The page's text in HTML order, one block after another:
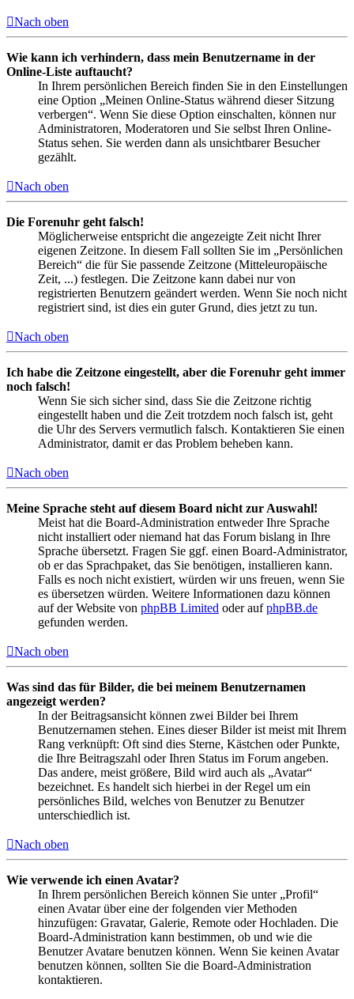
Nach oben
Wie kann ich verhindern, dass mein Benutzername in der
Online-Liste auftaucht?
In Ihrem persönlichen Bereich finden Sie in den Einstellungen
eine Option „Meinen Online-Status während dieser Sitzung
verbergen“. Wenn Sie diese Option einschalten, können nur
Administratoren, Moderatoren und Sie selbst Ihren Online-
Status sehen. Sie werden dann als unsichtbarer Besucher
gezählt.
Nach oben
Die Forenuhr geht falsch!
Möglicherweise entspricht die angezeigte Zeit nicht Ihrer
eigenen Zeitzone. In diesem Fall sollten Sie im „Persönlichen
Bereich“ die für Sie passende Zeitzone (Mitteleuropäische
Zeit, ...) festlegen. Die Zeitzone kann dabei nur von
registrierten Benutzern geändert werden. Wenn Sie noch nicht
registriert sind, ist dies ein guter Grund, dies jetzt zu tun.
Nach oben
Ich habe die Zeitzone eingestellt, aber die Forenuhr geht immer
noch falsch!
Wenn Sie sich sicher sind, dass Sie die Zeitzone richtig
eingestellt haben und die Zeit trotzdem noch falsch ist, geht
die Uhr des Servers vermutlich falsch. Kontaktieren Sie einen
Administrator, damit er das Problem beheben kann.
Nach oben
Meine Sprache steht auf diesem Board nicht zur Auswahl!
Meist hat die Board-Administration entweder Ihre Sprache
nicht installiert oder niemand hat das Forum bislang in Ihre
Sprache übersetzt. Fragen Sie ggf. einen Board-Administrator,
ob er das Sprachpaket, das Sie benötigen, installieren kann.
Falls es noch nicht existiert, würden wir uns freuen, wenn Sie
es übersetzen würden. Weitere Informationen dazu können
auf der Website von phpBB Limited oder aufphpBB.de
gefunden werden.
Nach oben
Was sind das für Bilder, die bei meinem Benutzernamen
angezeigt werden?
In der Beitragsansicht können zwei Bilder bei Ihrem
Benutzernamen stehen. Eines dieser Bilder ist meist mit Ihrem
Rang verknüpft: Oft sind dies Sterne, Kästchen oder Punkte,
die Ihre Beitragszahl oder Ihren Status im Forum angeben.
Das andere, meist größere, Bild wird auch als „Avatar“
bezeichnet. Es handelt sich hierbei in der Regel um ein
persönliches Bild, welches von Benutzer zu Benutzer
unterschiedlich ist.
Nach oben
Wie verwende ich einen Avatar?
In Ihrem persönlichen Bereich können Sie unter „Profil“
einen Avatar über eine der folgenden vier Methoden
hinzufügen: Gravatar, Galerie, Remote oder Hochladen. Die
Board-Administration kann bestimmen, ob und wie die
Benutzer Avatare benutzen können. Wenn Sie keinen Avatar
benutzen können, sollten Sie die Board-Administration
kontaktieren.